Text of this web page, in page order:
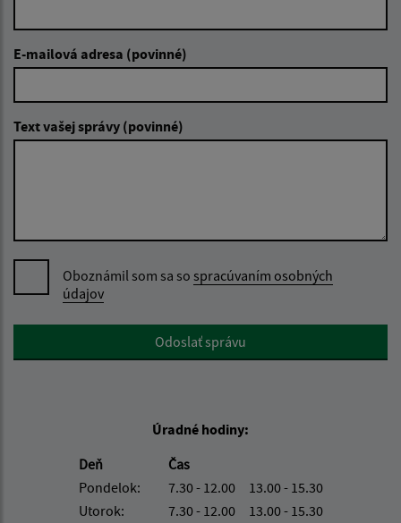
E-mailová adresa (povinné)
Text vašej správy (povinné)
Oboznámil som sa so spracúvaním osobných
údajov
Google reCaptcha ResponseOdoslať správu
Úradné hodiny:
Deň
Čas
Pondelok:
7.30 - 12.00 13.00 - 15.30
Utorok:
7.30 - 12.00 13.00 - 15.30